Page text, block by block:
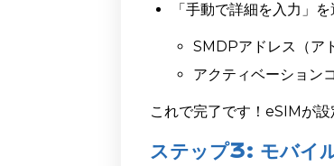
「手動で詳細を入力」
SMDPアドレス（ア
アクティベーション
これで完了です！eSIMが設
ステップ3: モバイ